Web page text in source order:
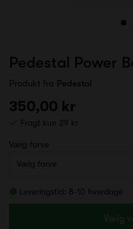
Pedestal Power
Produkt fra Pedestal
350,00 kr
Fragt kun 29 kr
Vælg farve
Leveringstid: 8-10 hverdage
Vælg